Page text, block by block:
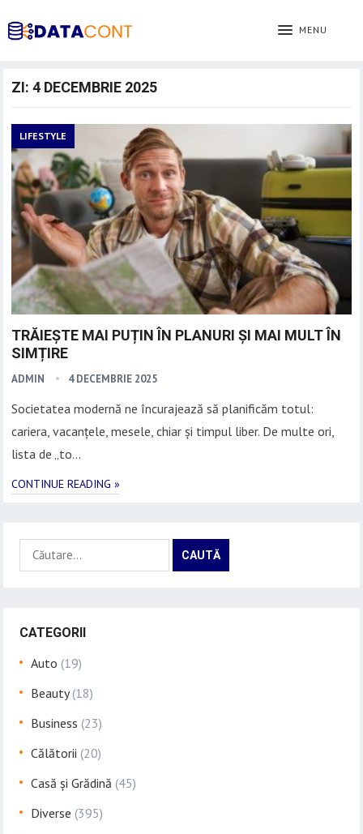
MENU
ZI:4 DECEMBRIE 2025
LIFESTYLE
TRĂIEȘTE MAI PUȚIN ÎN PLANURI ȘI MAI MULT ÎN
SIMȚIRE
ADMIN 4 DECEMBRIE 2025
Societatea modernă ne încurajează să planificăm totul:
cariera, vacanțele, mesele, chiar și timpul liber. De multe ori,
lista de „to…
CONTINUE READING »
Caută
după:
CATEGORII
Auto (19)
Beauty(18)
Business (23)
Călătorii (20)
Casă și Grădină (45)
Diverse (395)